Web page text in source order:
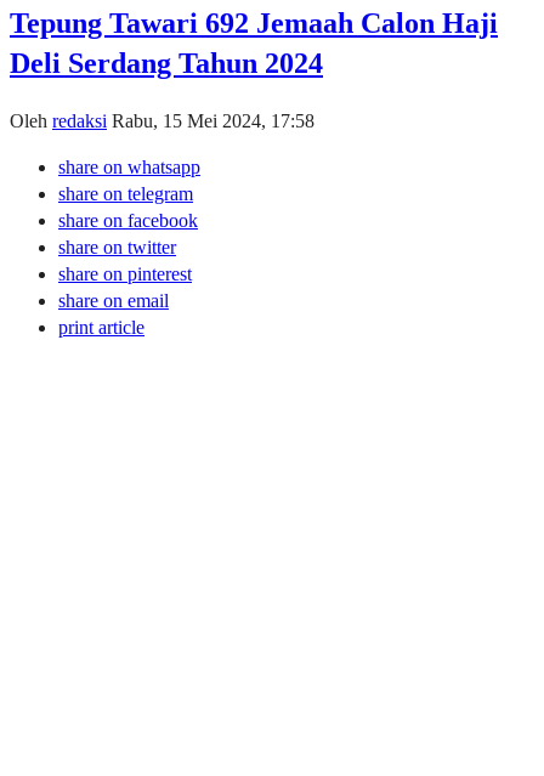
Tepung Tawari 692 Jemaah Calon Haji
Deli Serdang Tahun 2024
Oleh redaksi Rabu, 15 Mei 2024, 17:58
share on whatsapp
share on telegram
share on facebook
share on twitter
share on pinterest
share on email
print article